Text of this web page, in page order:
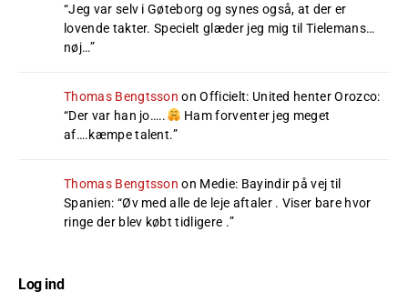
“Jeg var selv i Gøteborg og synes også, at der er
lovende takter. Specielt glæder jeg mig til Tielemans…
nøj…”
Thomas Bengtsson onOfficielt: United henter Orozco:
“Der var han jo…..
Ham forventer jeg meget
af….kæmpe talent.”
Thomas Bengtsson on Medie: Bayindir på vej til
Spanien: “Øv med alle de leje aftaler . Viser bare hvor
ringe der blev købt tidligere .”
Log ind